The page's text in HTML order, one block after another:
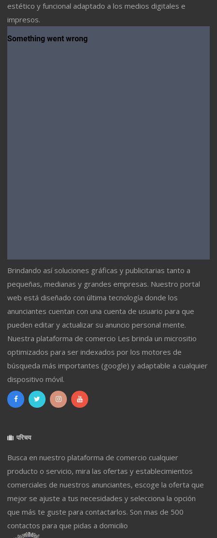
estético y funcional adaptado a los medios digitales e
impresos.
Brindando así soluciones gráficas y publicitarias tanto a
pequeñas, medianas y grandes empresas. Nuestro portal
web está diseñado con última tecnología donde los
anunciantes cuentan con una cuenta de usuario para que
pueden editar y actualizar su anuncio personal mente.
Nuestra plataforma de comercio Les brinda un micrositio
optimizados para ser indexados por los motores de
búsqueda más importantes (google) y adaptable a cualquier
dispositivo móvil.
परिचय
Busca en nuestro plataforma de comercio cualquier
producto o servicio, mira las ofertas y establecimientos
comerciales de nuestros anunciantes, escoge la oferta que
mejor se ajuste a tus necesidades y selecciona la opción
que más te guste para contactarlos. Son mas de 500
contactos para que pidas a domicilio